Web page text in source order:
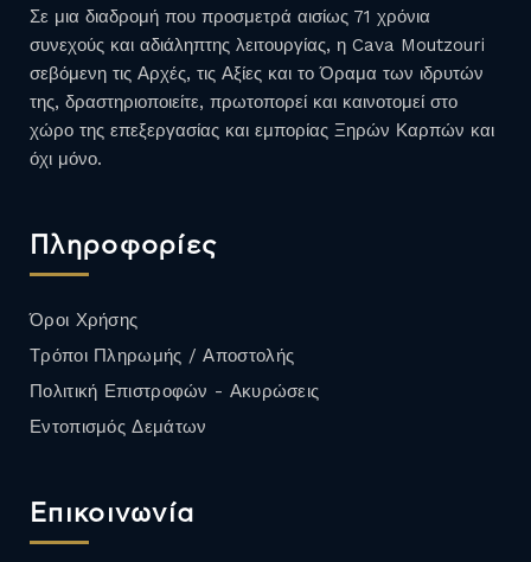
Σε μια διαδρομή που προσμετρά αισίως 71 χρόνια
συνεχούς και αδιάληπτης λειτουργίας, η Cava Moutzouri
σεβόμενη τις Αρχές, τις Αξίες και το Όραμα των ιδρυτών
της, δραστηριοποιείτε, πρωτοπορεί και καινοτομεί στο
χώρο της επεξεργασίας και εμπορίας Ξηρών Καρπών και
όχι μόνο.
Πληροφορίες
Όροι Χρήσης
Τρόποι Πληρωμής / Αποστολής
Πολιτική Επιστροφών - Ακυρώσεις
Εντοπισμός Δεμάτων
Επικοινωνία